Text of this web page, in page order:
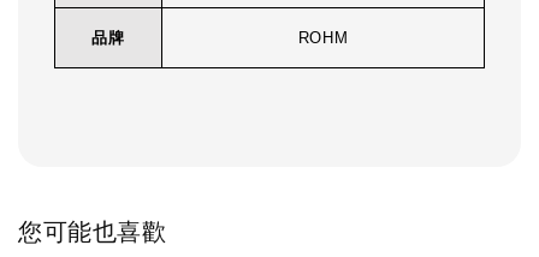
品牌 ROHM
您可能也喜歡